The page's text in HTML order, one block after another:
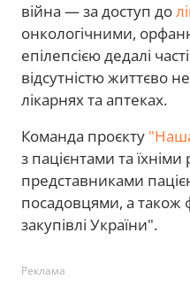
війна — за доступ до
онкологічними,
епілепсією дедалі
відсутністю життєво
лікарнях та аптеках.
Команда проєкту
з пацієнтами та
представниками
посадовцями, а
закупівлі України".
Реклама